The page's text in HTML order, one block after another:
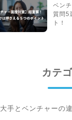
ベン
質問5
ト！
カテ
大手とベンチャーの